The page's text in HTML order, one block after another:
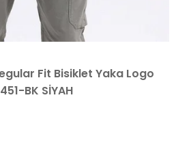
Fit Bisiklet Yaka Logo
BK SİYAH